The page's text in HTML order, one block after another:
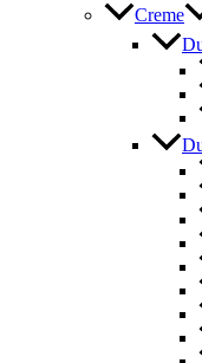
Creme